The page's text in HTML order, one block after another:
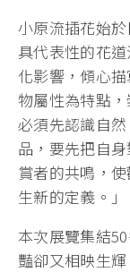
小原流插花始
具代表性的花
化影響，傾心
物屬性為特點
必須先認識自
品，要先把自
賞者的共鳴，
生新的定義。」
本次展覽集結
豔卻又相映生